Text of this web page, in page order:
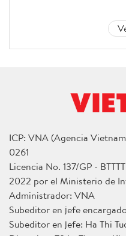
ICP: VNA (Agencia
0261
Licencia No. 137/GP -
2022 por el Ministerio de
Administrador: VNA
Subeditor en jefe
Subeditor en jefe: Ha Thi